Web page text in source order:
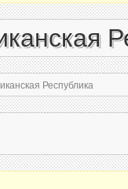
Республика